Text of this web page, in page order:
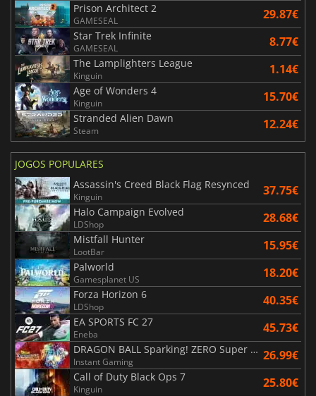
Prison Architect 2
GAMESEAL 29.87€
Star Trek Infinite
GAMESEAL 8.77€
The Lamplighters League
Kinguin 1.14€
Age of Wonders 4
Kinguin 15.70€
Stranded Alien Dawn
Steam 12.24€
JOGOS POPULARES
Assassin's Creed Black Flag Resynced
Kinguin 37.75€
Halo Campaign Evolved
LDShop 28.68€
Mistfall Hunter
LootBar 15.95€
Palworld
Gamesplanet US 18.20€
Forza Horizon 6
LDShop 40.35€
EA SPORTS FC 27
Eneba 45.73€
DRAGON BALL Sparking! ZERO Super Limit Breaking NEO
Instant Gaming 26.99€
Call of Duty Black Ops 7
Kinguin 25.80€